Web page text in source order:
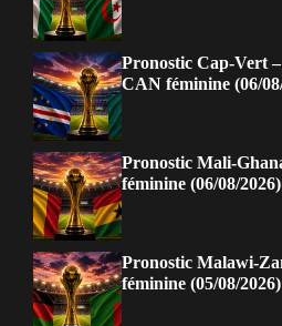
Pronostic Cap-Vert
CAN féminine (06/
Pronostic Mali-
féminine (06/08/2026)
Pronostic Malawi-
féminine (05/08/2026)